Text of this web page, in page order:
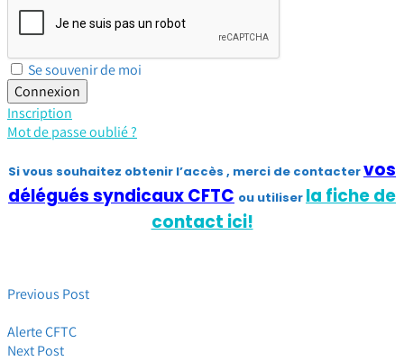
Se souvenir de moi
Inscription
Mot de passe oublié ?
Si vous souhaitez obtenir l’accès , merci de contactervos
délégués syndicaux CFTC ou utiliser la fiche de
contact ici!
Previous Post
Alerte CFTC
Next Post